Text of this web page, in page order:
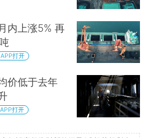
内上涨5% 再
APP打开
价低于去年
APP打开